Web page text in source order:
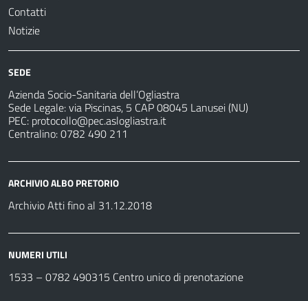
Contatti
Notizie
SEDE
Azienda Socio-Sanitaria dell’Ogliastra
Sede Legale: via Piscinas, 5 CAP 08045 Lanusei (NU)
PEC: protocollo@pec.aslogliastra.it
Centralino: 0782 490 211
ARCHIVIO ALBO PRETORIO
Archivio Atti fino al 31.12.2018
NUMERI UTILI
1533 – 0782 490315 Centro unico di prenotazione